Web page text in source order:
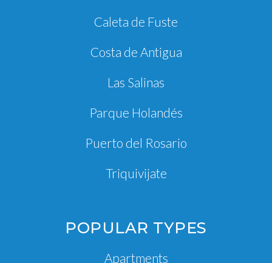
Caleta de Fuste
Costa de Antigua
Las Salinas
Parque Holandés
Puerto del Rosario
Triquivijate
POPULAR TYPES
Apartments